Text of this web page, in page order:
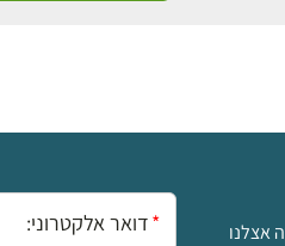
אצלנו
אימייל: